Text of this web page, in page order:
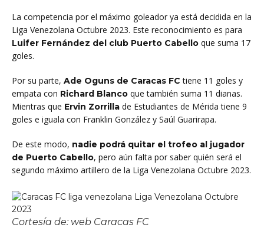
La competencia por el máximo goleador ya está decidida en la
Liga Venezolana Octubre 2023. Este reconocimiento es para
Luifer Fernández del club Puerto Cabello que suma 17
goles.
Por su parte, Ade Oguns de Caracas FC tiene 11 goles y
empata con Richard Blanco que también suma 11 dianas.
Mientras que Ervin Zorrilla de Estudiantes de Mérida tiene 9
goles e iguala con Franklin González y Saúl Guarirapa.
De este modo, nadie podrá quitar el trofeo al jugador
de Puerto Cabello, pero aún falta por saber quién será el
segundo máximo artillero de la Liga Venezolana Octubre 2023.
Cortesía de: web Caracas FC